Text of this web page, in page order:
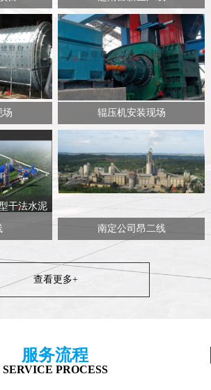
场 辊压机安装现场
干法水泥
南定公司昂二线
查看更多+
服务流程
SERVICE PROCESS